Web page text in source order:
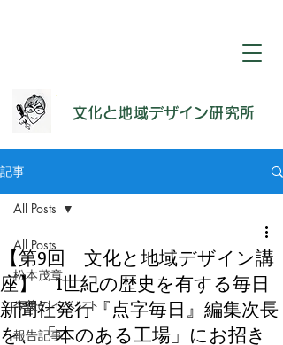
​文化と地域デザイン研究所
記事
All Posts
松本茂章
今後のイベント
報告記事
All Posts
【第9回 文化と地域デザイン講
座】 1世紀の歴史を有する毎日
新聞社発行『点字毎日』編集次長
を、「本のある工場」にお招き